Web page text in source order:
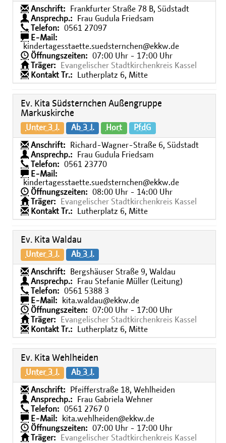
Anschrift:
Frankfurter Straße 78 B, Südstadt
Ansprechp.:
Frau Gudula Friedsam
Telefon:
0561 27097
E-Mail:
kindertagesstaette.suedsternchen@ekkw.de
Öffnungszeiten:
07:00 Uhr - 17:00 Uhr
Träger:
Evangelischer Stadtkirchenkreis Kassel
Kontakt Tr.:
Lutherplatz 6, Mitte
Ev. Kita Südsternchen Außengruppe
Markuskirche
Unter 3 J. Ab 3 J. Hort PfdG
Anschrift:
Richard-Wagner-Straße 6, Südstadt
Ansprechp.:
Frau Gudula Friedsam
Telefon:
0561 23770
E-Mail:
kindertagesstaette.suedsternchen@ekkw.de
Öffnungszeiten:
08:00 Uhr - 14:00 Uhr
Träger:
Evangelischer Stadtkirchenkreis Kassel
Kontakt Tr.:
Lutherplatz 6, Mitte
Ev. Kita Waldau
Unter 3 J. Ab 3 J.
Anschrift:
Bergshäuser Straße 9, Waldau
Ansprechp.:
Frau Stefanie Müller (Leitung)
Telefon:
0561 5388 3
E-Mail:
kita.waldau@ekkw.de
Öffnungszeiten:
07:00 Uhr - 17:00 Uhr
Träger:
Evangelischer Stadtkirchenkreis Kassel
Kontakt Tr.:
Lutherplatz 6, Mitte
Ev. Kita Wehlheiden
Unter 3 J. Ab 3 J.
Anschrift:
Pfeifferstraße 18, Wehlheiden
Ansprechp.:
Frau Gabriela Wehner
Telefon:
0561 2767 0
E-Mail:
kita.wehlheiden@ekkw.de
Öffnungszeiten:
07:00 Uhr - 17:00 Uhr
Träger:
Evangelischer Stadtkirchenkreis Kassel